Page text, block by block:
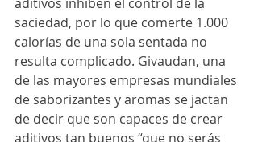
saciedad, por lo que comerte 1.000
calorías de una sola sentada no
resulta complicado. Givaudan, una
de las mayores empresas mundiales
de saborizantes y aromas se jactan
de decir que son capaces de crear
aditivos tan buenos “que no serás